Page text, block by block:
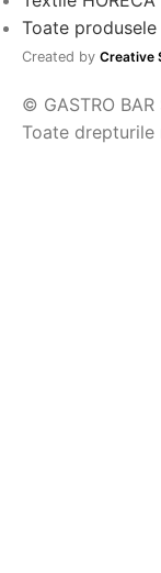
Toate produsele
Created by Creative
© GASTRO
Toate drepturile